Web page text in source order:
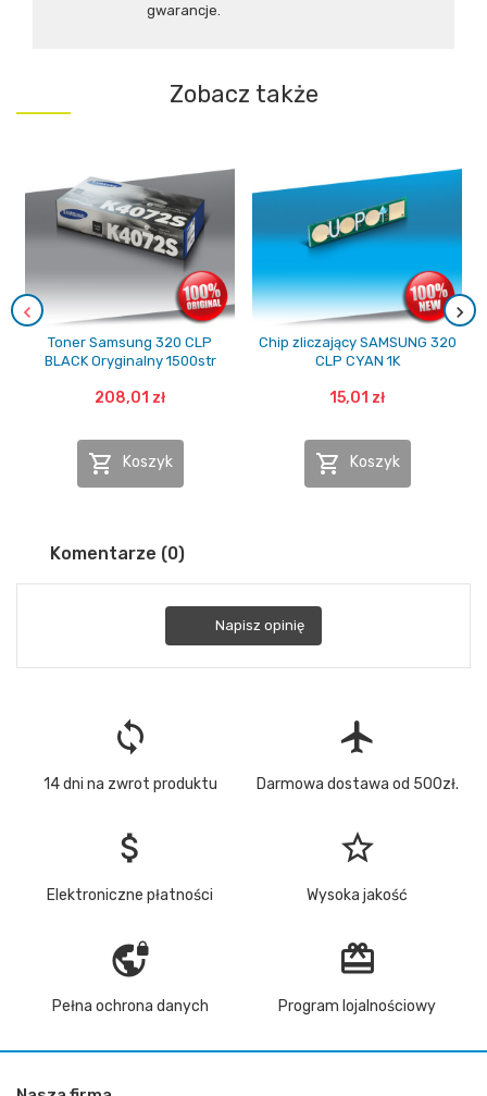
gwarancje.
Zobacz także
Toner Samsung 320 CLP
BLACK Oryginalny 1500str
208,01 zł
 Koszyk
Chip zliczający SAMSUNG 320
CLP CYAN 1K
15,01 zł
 Koszyk
Komentarze (0)
Napisz opinię
loop
14 dni na zwrot produktu
flight
Darmowa dostawa od 500zł.
attach_money
Elektroniczne płatności
star_border
Wysoka jakość
vpn_lock
Pełna ochrona danych
redeem
Program lojalnościowy